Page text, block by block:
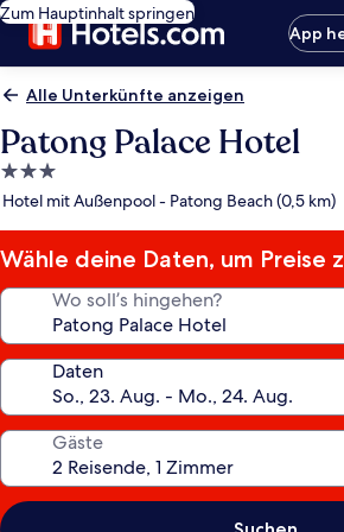
Zum Hauptinhalt springen
App
Alle Unterkünfte anzeigen
Patong Palace Hotel
3.0-
Sterne-
Hotel mit Außenpool - Patong Beach (0,5 km)
Wähle deine Daten, um Preise
Wo soll’s hingehen?
Daten
Gäste